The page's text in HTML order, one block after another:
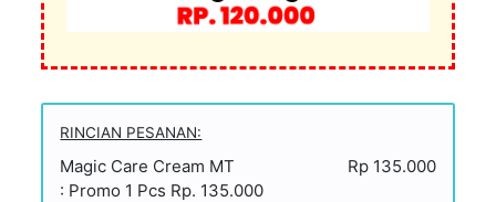
RINCIAN PESANAN:
Magic Care Cream MT
: Promo 1 Pcs Rp. 135.000
Rp 135.000